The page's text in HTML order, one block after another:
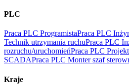
PLC
Praca PLC ProgramistaPraca PLC
Technik utrzymania ruchuPraca PLC
rozruchu/uruchomieńPraca PLC
SCADAPraca PLC Monter szaf
Kraje